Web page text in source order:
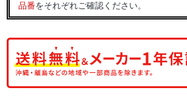
品番をそれぞれご確認ください。